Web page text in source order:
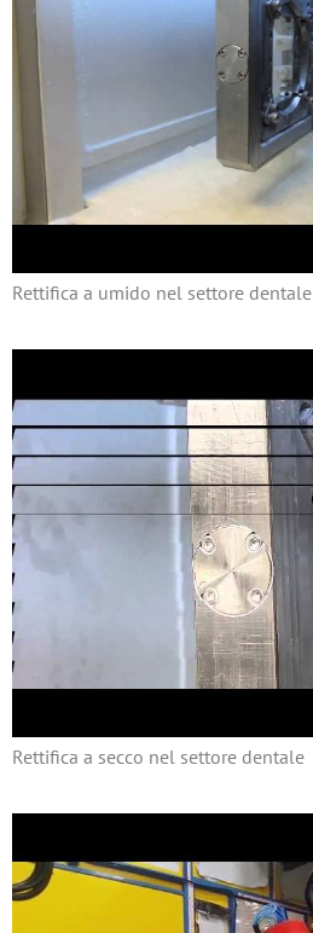
Rettifica a umido nel settore dentale
Rettifica a secco nel settore dentale